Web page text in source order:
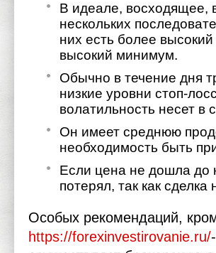
В идеале, восходящее,
нескольких
них есть более
высокий минимум.
Обычно в течение дня
низкие уровни стоп-
волатильность несет в
Он имеет среднюю
необходимость быть
Если цена не дошла до
потерял, так как сделка
Особых рекомендаций,
https://forexinvestirovanie.ru/